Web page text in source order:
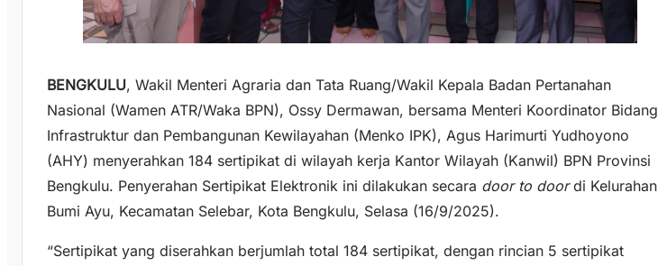
BENGKULU, Wakil Menteri Agraria dan Tata Ruang/Wakil Kepala Badan Pertanahan
Nasional (Wamen ATR/Waka BPN), Ossy Dermawan, bersama Menteri Koordinator Bidang
Infrastruktur dan Pembangunan Kewilayahan (Menko IPK), Agus Harimurti Yudhoyono
(AHY) menyerahkan 184 sertipikat di wilayah kerja Kantor Wilayah (Kanwil) BPN Provinsi
Bengkulu. Penyerahan Sertipikat Elektronik ini dilakukan secara door to doordi Kelurahan
Bumi Ayu, Kecamatan Selebar, Kota Bengkulu, Selasa (16/9/2025).
“Sertipikat yang diserahkan berjumlah total 184 sertipikat, dengan rincian 5 sertipikat